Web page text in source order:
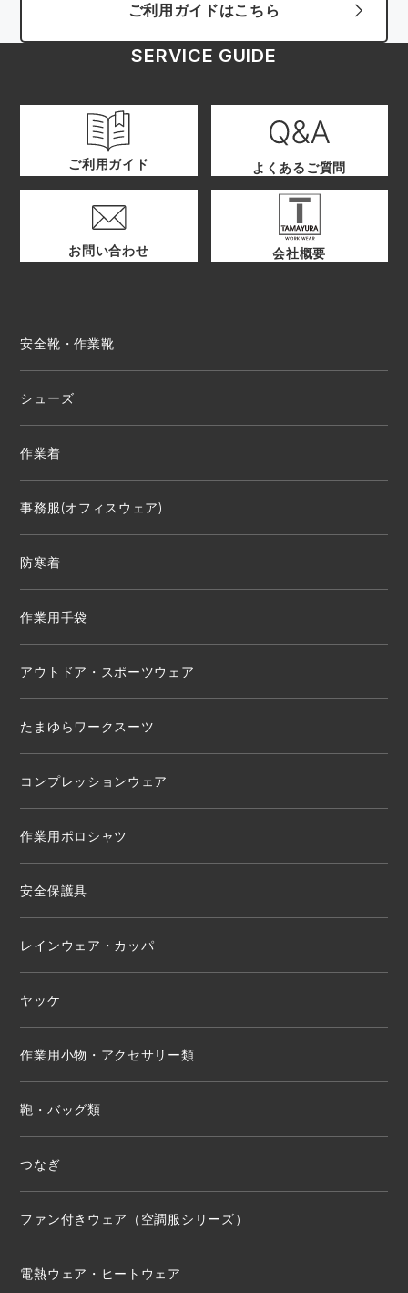
ご利用ガイドはこちら
SERVICE GUIDE
ご利用ガイド よくあるご質問
お問い合わせ 会社概要
安全靴・作業靴
シューズ
作業着
事務服(オフィスウェア)
防寒着
作業用手袋
アウトドア・スポーツウェア
たまゆらワークスーツ
コンプレッションウェア
作業用ポロシャツ
安全保護具
レインウェア・カッパ
ヤッケ
作業用小物・アクセサリー類
鞄・バッグ類
つなぎ
ファン付きウェア（空調服シリーズ）
電熱ウェア・ヒートウェア